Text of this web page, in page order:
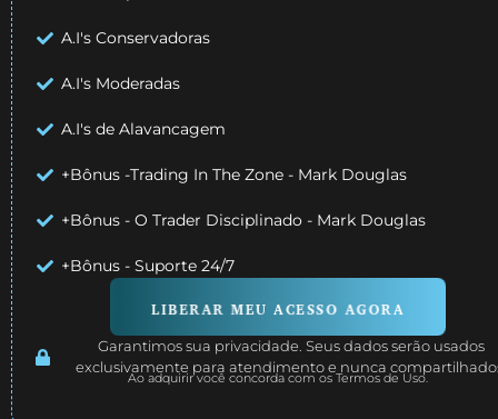
A.I's Conservadoras
A.I's Moderadas
A.I's de Alavancagem
+Bônus -Trading In The Zone - Mark Douglas
+Bônus - O Trader Disciplinado - Mark Douglas
+Bônus - Suporte 24/7
LIBERAR MEU ACESSO AGORA
Garantimos sua privacidade. Seus dados serão usados
exclusivamente para atendimento e nunca
Ao adquirir você concorda com os Termos de Uso.